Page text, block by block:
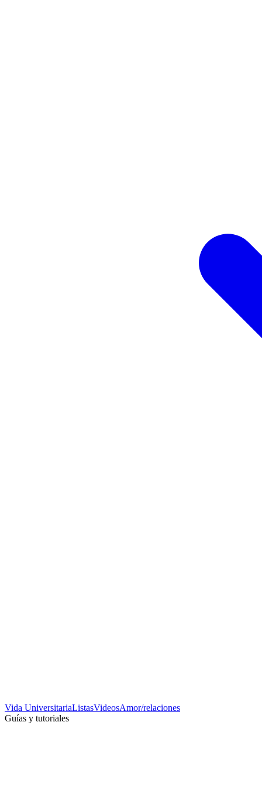
Vida UniversitariaListasVideosAmor/relaciones
Guías y tutoriales